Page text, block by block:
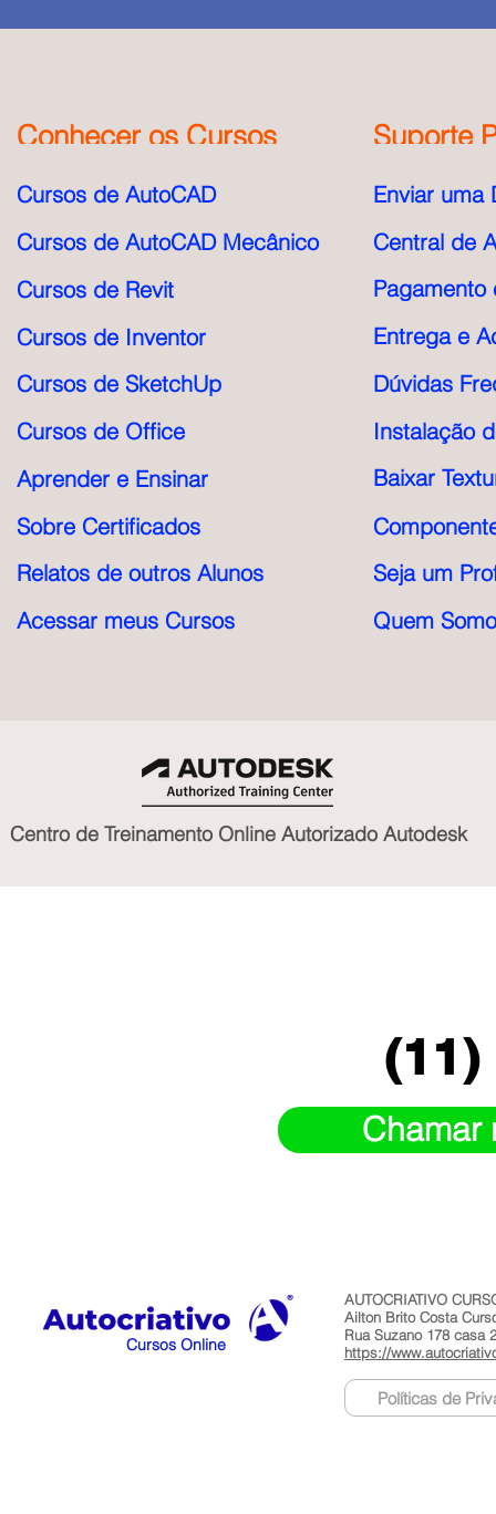
Conhecer os Cursos
Cursos de AutoCAD
Cursos de AutoCAD Mecânico
Cursos de Revit
Cursos de Inventor
Cursos de SketchUp
Cursos de Office
Aprender e Ensinar
Sobre Certificados
Relatos de outros Alunos
Acessar meus Cursos
Suporte
Enviar uma
Central de
Pagamento
Entrega e
Dúvidas
Instalação
Baixar
Seja um
Quem
Centro de Treinamento Online Autorizado Autodesk
(11)
Cursos Online
AUTOCRIATIVO
Ailton Brito Costa
Rua Suzano 178 casa
https://
Políticas de